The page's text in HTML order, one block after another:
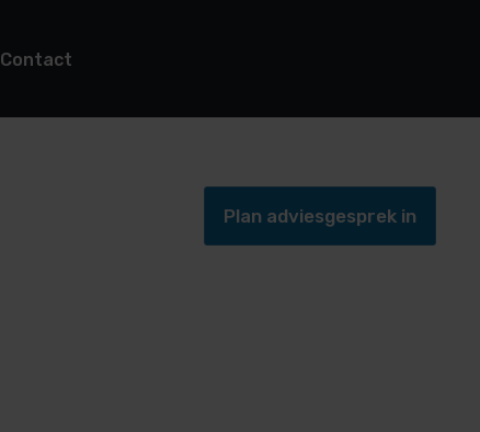
Contact
Plan adviesgesprek in